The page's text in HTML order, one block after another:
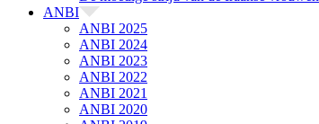
ANBI
ANBI 2025
ANBI 2024
ANBI 2023
ANBI 2022
ANBI 2021
ANBI 2020